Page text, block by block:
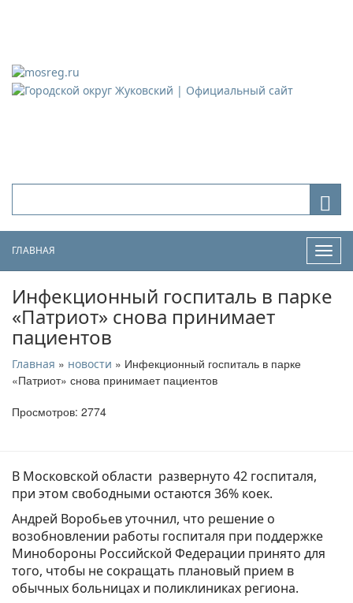
ГЛАВНАЯ
Инфекционный госпиталь в парке
«Патриот» снова принимает
пациентов
Главная » новости » Инфекционный госпиталь в парке
«Патриот» снова принимает пациентов
Просмотров: 2774
В Московской области развернуто 42 госпиталя,
при этом свободными остаются 36% коек.
Андрей Воробьев уточнил, что решение о
возобновлении работы госпиталя при поддержке
Минобороны Российской Федерации принято для
того, чтобы не сокращать плановый прием в
обычных больницах и поликлиниках региона.